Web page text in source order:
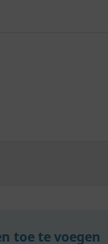
toe te voegen